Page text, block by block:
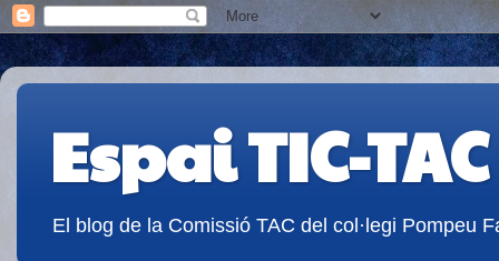
Espai TIC-TAC
El blog de la Comissió TAC del col·legi Pompeu